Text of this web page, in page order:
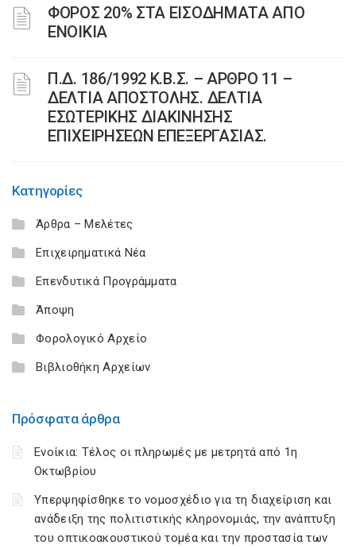
ΦΟΡΟΣ 20% ΣΤΑ ΕΙΣΟΔΗΜΑΤΑ ΑΠΟ
ΕΝΟΙΚΙΑ
Π.Δ. 186/1992 Κ.Β.Σ. – ΑΡΘΡΟ 11 –
ΔΕΛΤΙΑ ΑΠΟΣΤΟΛΗΣ. ΔΕΛΤΙΑ
ΕΣΩΤΕΡΙΚΗΣ ΔΙΑΚΙΝΗΣΗΣ
ΕΠΙΧΕΙΡΗΣΕΩΝ ΕΠΕΞΕΡΓΑΣΙΑΣ.
Κατηγορίες
Άρθρα – Μελέτες
Επιχειρηματικά Νέα
Επενδυτικά Προγράμματα
Άποψη
Φορολογικό Αρχείο
Βιβλιοθήκη Αρχείων
Πρόσφατα άρθρα
Ενοίκια: Τέλος οι πληρωμές με μετρητά από 1η
Οκτωβρίου
Υπερψηφίσθηκε το νομοσχέδιο για τη διαχείριση και
ανάδειξη της πολιτιστικής κληρονομιάς, την ανάπτυξη
του οπτικοακουστικού τομέα και την προστασία των